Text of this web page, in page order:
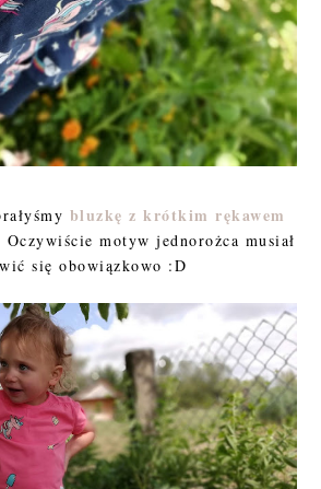
bluzkę z krótkim rękawem
Oczywiście motyw jednorożca musiał
się obowiązkowo :D